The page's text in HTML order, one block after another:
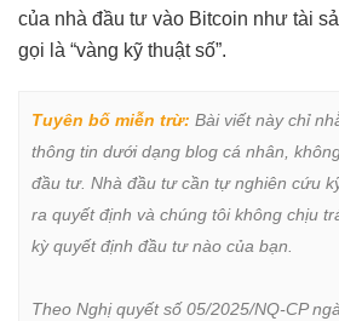
của nhà đầu tư vào Bitcoin như tài
gọi là “vàng kỹ thuật số”.
Tuyên bố miễn trừ: Bài viết này chỉ
thông tin dưới dạng blog cá nhân,
đầu tư. Nhà đầu tư cần tự nghiên cứu
ra quyết định và chúng tôi không chịu
kỳ quyết định đầu tư nào của bạn.
Theo Nghị quyết số 05/2025/NQ-CP